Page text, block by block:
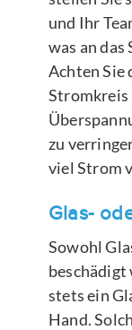
und Ihr
was an
Achten Sie
Stromkreis
zu
viel Strom
Glas-
Sowohl
beschädigt
stets ein
Hand.